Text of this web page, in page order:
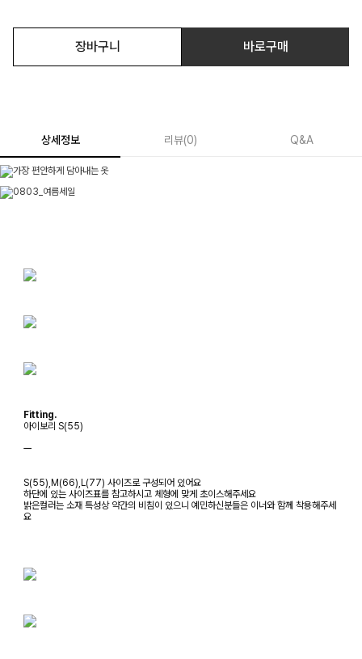
장바구니 바로구매
상세정보 리뷰(0) Q&A
Fitting.
아이보리 S(55)
ㅡ
S(55),M(66),L(77) 사이즈로 구성되어 있어요
하단에 있는 사이즈표를 참고하시고 체형에 맞게 초이스해주세요
밝은컬러는 소재 특성상 약간의 비침이 있으니 예민하신분들은 이너와 함께 착용해주세
요